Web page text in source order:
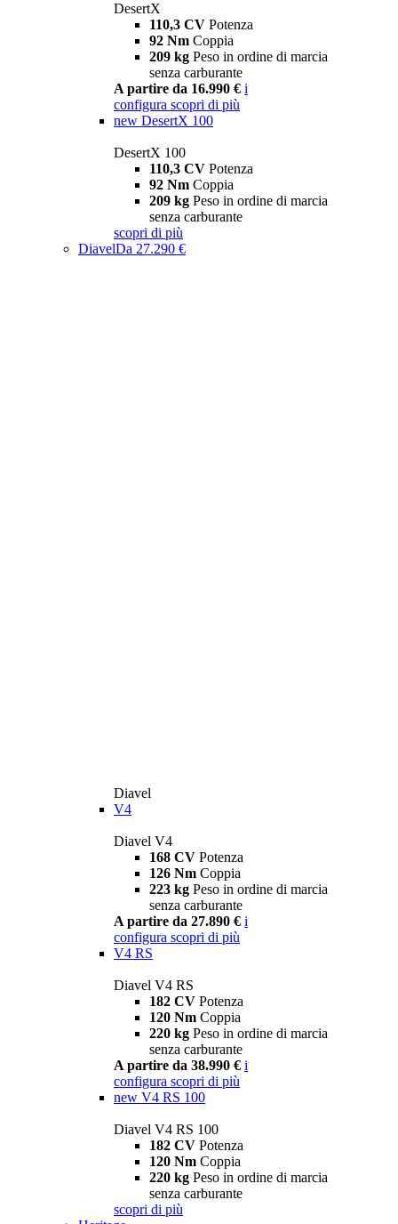
DesertX
110,3 CV Potenza
92 Nm Coppia
209 kg Peso in ordine di marcia
senza carburante
A partire da 16.990 € i
configura scopri di più
new DesertX 100
DesertX 100
110,3 CV Potenza
92 Nm Coppia
209 kg Peso in ordine di marcia
senza carburante
scopri di più
DiavelDa 27.290 €
Diavel
V4
Diavel V4
168 CV Potenza
126 Nm Coppia
223 kg Peso in ordine di marcia
senza carburante
A partire da 27.890 € i
configura scopri di più
V4 RS
Diavel V4 RS
182 CV Potenza
120 Nm Coppia
220 kg Peso in ordine di marcia
senza carburante
A partire da 38.990 € i
configura scopri di più
new V4 RS 100
Diavel V4 RS 100
182 CV Potenza
120 Nm Coppia
220 kg Peso in ordine di marcia
senza carburante
scopri di più